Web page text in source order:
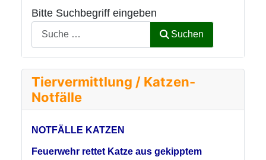
Bitte Suchbegriff eingeben
Suchen
Tiervermittlung / Katzen-
Notfälle
NOTFÄLLE KATZEN
Feuerwehr rettet Katze aus gekipptem